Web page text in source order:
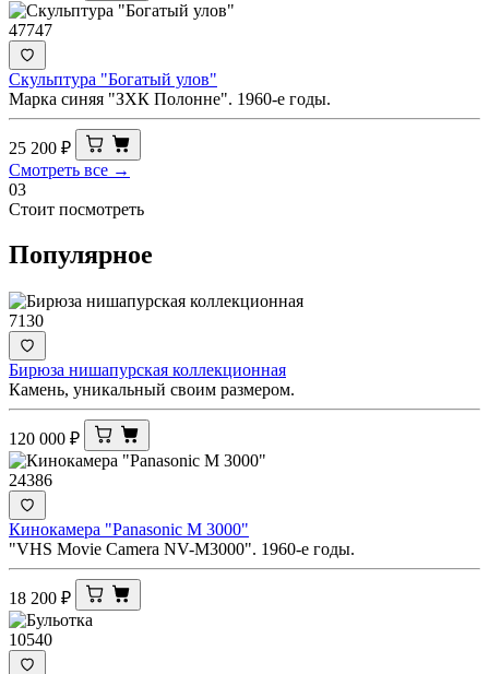
47747
Скульптура "Богатый улов"
Марка синяя "ЗХК Полонне". 1960-е годы.
25 200 ₽
Смотреть все →
03
Стоит посмотреть
Популярное
7130
Бирюза нишапурская коллекционная
Камень, уникальный своим размером.
120 000 ₽
24386
Кинокамера "Panasonic M 3000"
"VHS Movie Camera NV-M3000". 1960-е годы.
18 200 ₽
10540